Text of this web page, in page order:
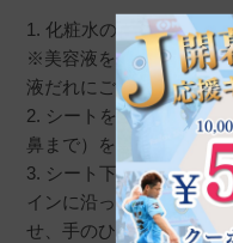
1. 化粧水の後、マスクを
※美容液をたっぷりと含
液だれにご注意ください
2. シートを目、口の位置
鼻まで）をしっかりとフ
3. シート下部のスリット
インに沿って耳手前まで
せ、手のひら全体で５～